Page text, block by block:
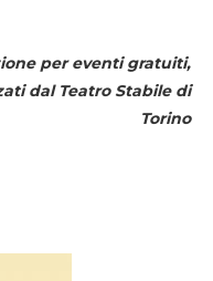
per eventi gratuiti,
dal Teatro Stabile di
Torino